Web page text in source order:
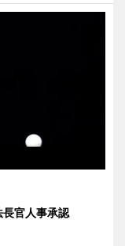
官人事承認